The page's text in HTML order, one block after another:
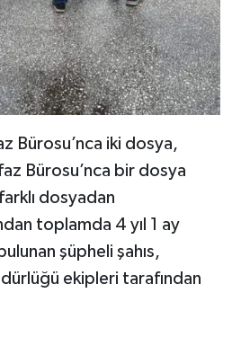
Bürosu’nca iki dosya,
Bürosu’nca bir dosya
dosyadan
toplamda 4 yıl 1 ay
şüpheli şahıs,
ekipleri tarafından